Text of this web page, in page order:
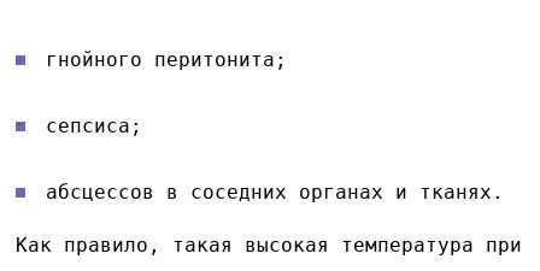
гнойного перитонита;
сепсиса;
абсцессов в соседних органах и тканях.
Как правило, такая высокая температура при